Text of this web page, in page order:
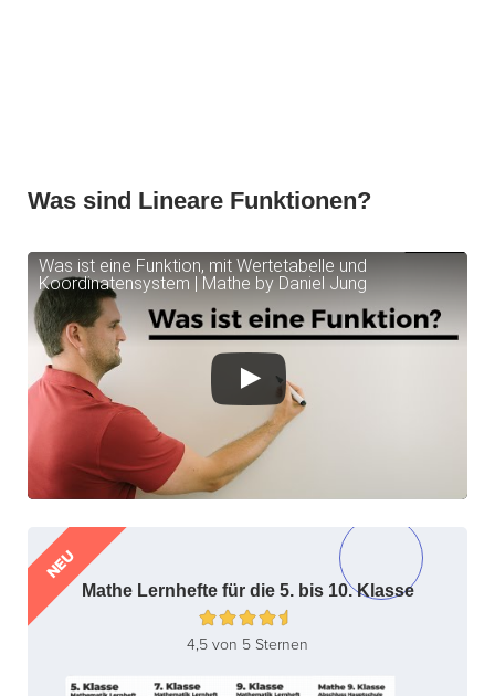
Was sind Lineare Funktionen?
Was ist eine Funktion, mit Wertetabelle und
Koordinatensystem | Mathe by Daniel Jung
Mathe Lernhefte für die 5. bis 10. Klasse
4,5 von 5 Sternen
NEU